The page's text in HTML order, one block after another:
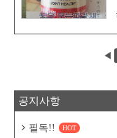
◀
공지사항
필독!! HOT